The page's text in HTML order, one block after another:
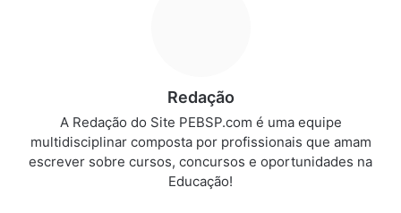
Redação
A Redação do Site PEBSP.com é uma equipe
multidisciplinar composta por profissionais que amam
escrever sobre cursos, concursos e oportunidades na
Educação!